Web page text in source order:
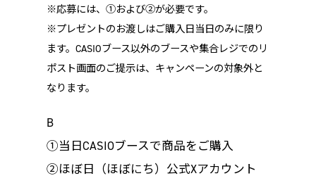
※応募には、①および②が必要です。
※プレゼントのお渡しはご購入日当日のみに限り
ます。CASIOブース以外のブースや集合レジでのリ
ポスト画面のご提示は、キャンペーンの対象外と
なります。
B
①当日CASIOブースで商品をご購入
②ほぼ日（ほぼにち）公式Xアカウント